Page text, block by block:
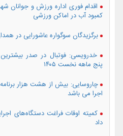
اقدام فوری اداره ورزش و
کمبود آب در اماکن ورزشی
برگزیدگان سوگواره عاشورایی در
خدرویسی: فوتبال در صدر
پنج ماهه نخست ۱۴۰۵
چاروسایی: بیش از هشت هزار
اجرا می باشد
کمیته اوقات فراغت دستگاه‌های
داد